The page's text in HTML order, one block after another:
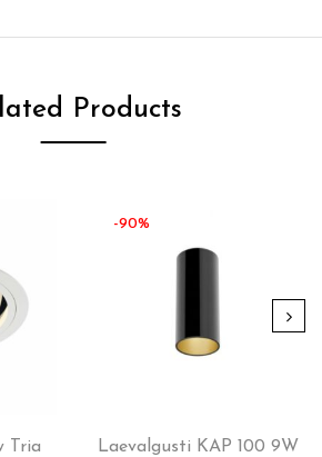
Products
Tria
-90%
Laevalgusti KAP 100 9W